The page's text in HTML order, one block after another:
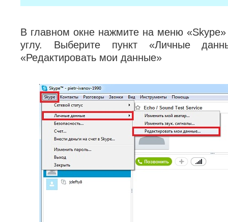
В главном окне нажмите на меню
углу. Выберите пункт «Личные
«Редактировать мои данные»